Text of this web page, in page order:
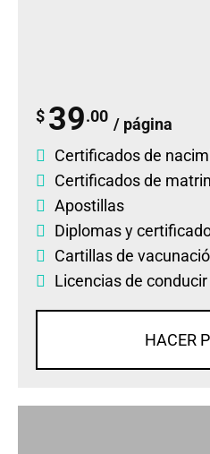
$ 39.00 / página
Certificados de
Certificados de
Apostillas
Diplomasy
Cartillas de
Licencias de conducir
HACER